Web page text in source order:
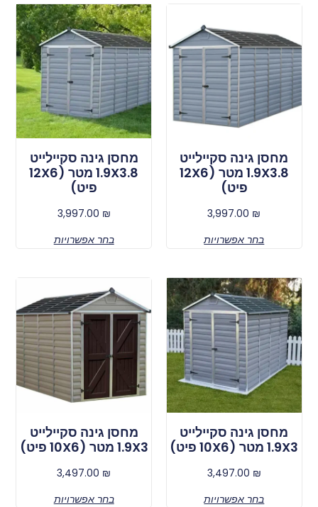
מחסן גינה סקיילייט
1.9X3.8 מטר (12X6
פיט)
3,997.00 ₪
בחר אפשרויות
מחסן גינה סקיילייט
1.9X3.8 מטר (12X6
פיט)
3,997.00 ₪
בחר אפשרויות
מחסן גינה סקיילייט
1.9X3 מטר (10X6 פיט)
3,497.00 ₪
בחר אפשרויות
מחסן גינה סקיילייט
1.9X3 מטר (10X6 פיט)
3,497.00 ₪
בחר אפשרויות